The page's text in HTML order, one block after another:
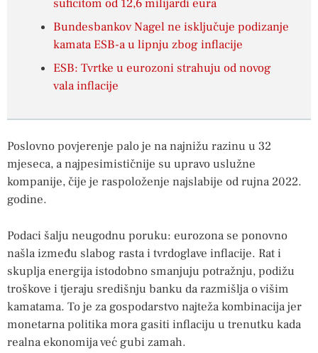
suficitom od 12,6 milijardi eura
Bundesbankov Nagel ne isključuje podizanje
kamata ESB-a u lipnju zbog inflacije
ESB: Tvrtke u eurozoni strahuju od novog
vala inflacije
Poslovno povjerenje palo je na najnižu razinu u 32
mjeseca, a najpesimističnije su upravo uslužne
kompanije, čije je raspoloženje najslabije od rujna 2022.
godine.
Podaci šalju neugodnu poruku: eurozona se ponovno
našla između slabog rasta i tvrdoglave inflacije. Rat i
skuplja energija istodobno smanjuju potražnju, podižu
troškove i tjeraju središnju banku da razmišlja o višim
kamatama. To je za gospodarstvo najteža kombinacija jer
monetarna politika mora gasiti inflaciju u trenutku kada
realna ekonomija već gubi zamah.